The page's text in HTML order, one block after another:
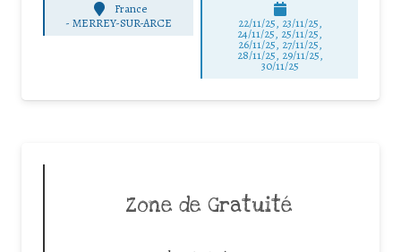
France
-MERREY-SUR-ARCE 22/11/25, 23/11/25,
24/11/25, 25/11/25,
26/11/25, 27/11/25,
28/11/25, 29/11/25,
30/11/25
Zone de Gratuité